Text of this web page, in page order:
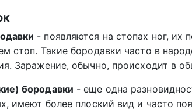
- появляются на стопах ног, их
стоп. Такие бородавки часто в
Заражение, обычно, происходит в
бородавки - еще одна
имеют более плоский вид и часто